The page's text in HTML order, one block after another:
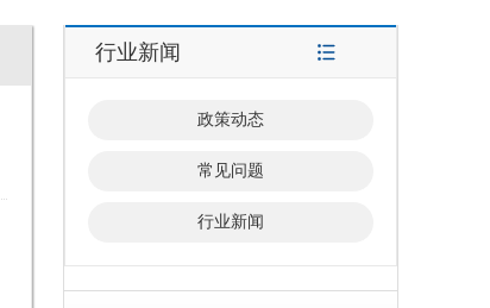
行业新闻
政策动态
常见问题
行业新闻